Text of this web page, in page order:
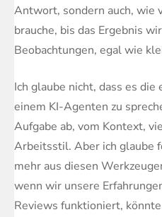
Antwort, sondern auch, wie
brauche, bis das Ergebnis
Beobachtungen, egal wie
Ich glaube nicht, dass es
einem KI-Agenten zu
Aufgabe ab, vom Kontext,
Arbeitsstil. Aber ich glaube
mehr aus diesen
wenn wir unsere
Reviews funktioniert,